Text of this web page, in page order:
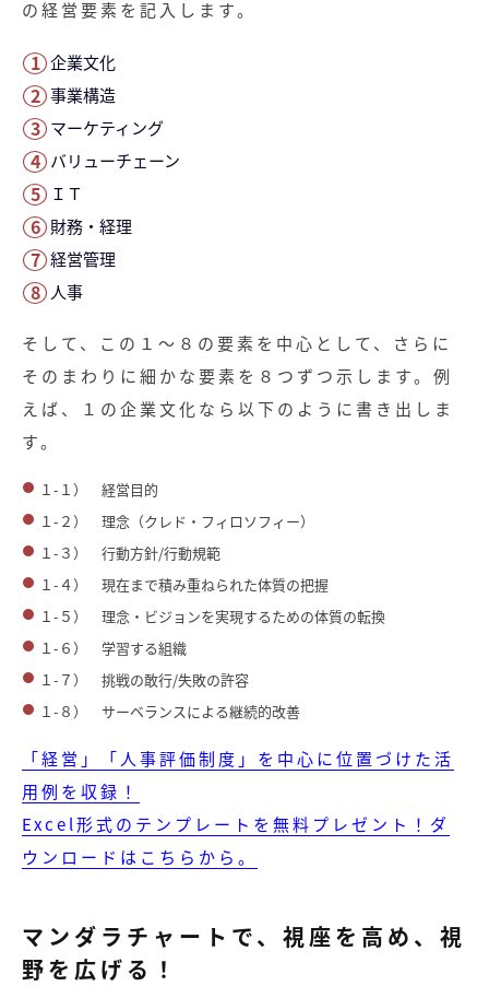
無料お役立ち資料
経営セミナー
の経営要素を記入します。
企業文化
事業構造
マーケティング
バリューチェーン
ＩＴ
財務・経理
経営管理
人事
そして、この１～８の要素を中心として、さらに
そのまわりに細かな要素を８つずつ示します。例
えば、１の企業文化なら以下のように書き出しま
す。
１-１） 経営目的
１-２） 理念（クレド・フィロソフィー）
１-３） 行動方針/行動規範
１-４） 現在まで積み重ねられた体質の把握
１-５） 理念・ビジョンを実現するための体質の転換
１-６） 学習する組織
１-７） 挑戦の敢行/失敗の許容
１-８） サーベランスによる継続的改善
「経営」「人事評価制度」を中心に位置づけた活
用例を収録！
Excel形式のテンプレートを無料プレゼント！ダ
ウンロードはこちらから。
マンダラチャートで、視座を高め、視
野を広げる！